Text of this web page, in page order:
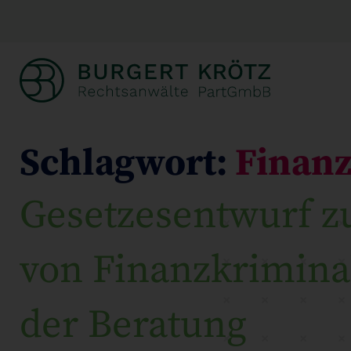
Schlagwort:
Gesetzesentwurf
von
der Beratung